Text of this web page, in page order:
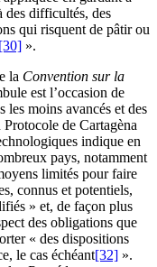
des difficultés, des
qui risquent de pâtir ou
[30] ».
la Convention sur la
est l’occasion de
les moins avancés et des
de Cartagèna
indique en
pays, notamment
limités pour faire
connus et potentiels,
» et, de façon plus
des obligations que
« des dispositions
le cas échéant[32] ».